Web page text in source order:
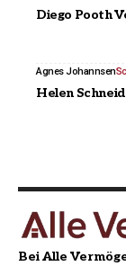
Diego Pooth
Agnes Johannsen
Helen
Bei Alle